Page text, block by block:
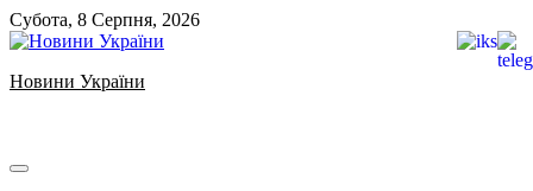
Skip
to
Субота, 8 Серпня, 2026
Новини України